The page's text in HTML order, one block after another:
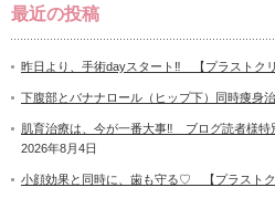
最近の投稿
昨日より、手術dayスタート‼ 【プラストクリ
下腹部とバナナロール（ヒップ下）同時痩身
肌育治療は、今が一番大事‼ ブログ読者様特
2026年8月4日
小顔効果と同時に、歯も守る♡ 【プラストク